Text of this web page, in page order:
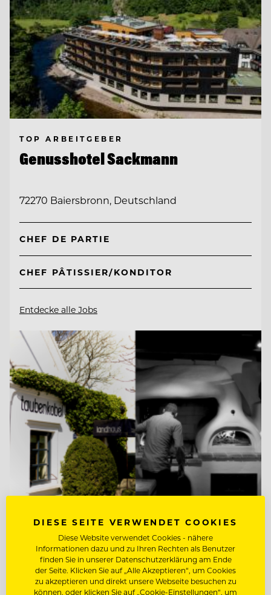
TOP ARBEITGEBER
Genusshotel Sackmann
72270 Baiersbronn, Deutschland
CHEF DE PARTIE
CHEF PÂTISSIER/KONDITOR
Entdecke alle Jobs
TOP ARBEITGEBER
Taubenkobel
7081 Schützen bei Wien am Neusiedlersee,
DIESE SEITE VERWENDET COOKIES
Diese Website verwendet Cookies - nähere
Informationen dazu und zu Ihren Rechten als Benutzer
finden Sie in unserer Datenschutzerklärung am Ende
der Seite. Klicken Sie auf „Alle Akzeptieren“, um Cookies
zu akzeptieren und direkt unsere Webseite besuchen zu
können, oder klicken Sie auf „Cookie-Einstellungen“, um